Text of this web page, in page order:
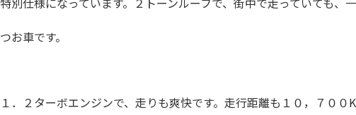
つお車です。
１．２ターボエンジンで、走りも爽快です。走行距離も１０，７００